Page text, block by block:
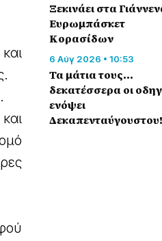
Ξεκινάει στα
Ευρωμπάσκετ
Κορασίδων
6 Αύγ 2026 • 10:53
Τα μάτια τους…
δεκατέσσερα οι
ενόψει
Δεκαπενταύγουστου!